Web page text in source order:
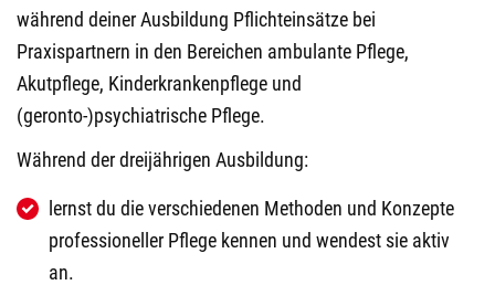
während deiner Ausbildung Pflichteinsätze bei
Praxispartnern in den Bereichen ambulante Pflege,
Akutpflege, Kinderkrankenpflege und
(geronto-)psychiatrische Pflege.
Während der dreijährigen Ausbildung:
lernst du die verschiedenen Methoden und Konzepte
professioneller Pflege kennen und wendest sie aktiv
an.